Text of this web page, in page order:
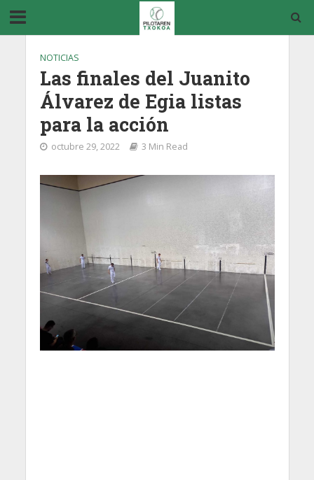
NOTICIAS
Las finales del Juanito
Álvarez de Egia listas
para la acción
octubre 29, 2022 3 Min Read